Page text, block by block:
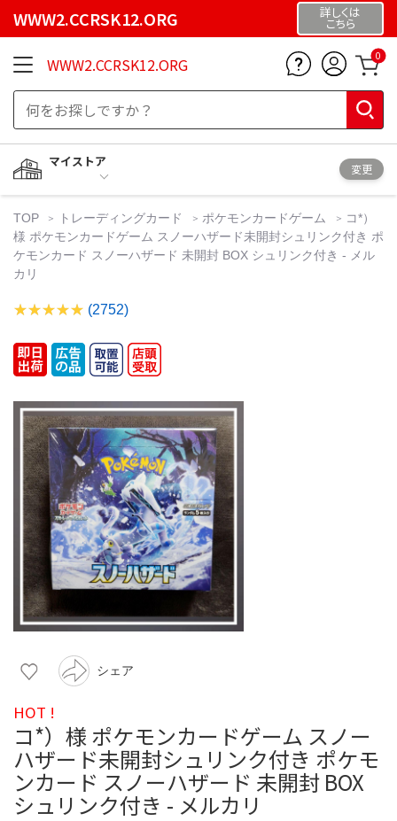
WWW2.CCRSK12.ORG 詳しくは
こちら
WWW2.CCRSK12.ORG 0
マイストア
変更
TOP トレーディングカード ポケモンカードゲーム
コ*）
様 ポケモンカードゲーム スノーハザード未開封シュリンク付き ポ
ケモンカード スノーハザード 未開封 BOX シュリンク付き - メル
カリ
(2752)
シェア
HOT !
コ*）様 ポケモンカードゲーム スノー
ハザード未開封シュリンク付き ポケモ
ンカード スノーハザード 未開封 BOX
シュリンク付き - メルカリ